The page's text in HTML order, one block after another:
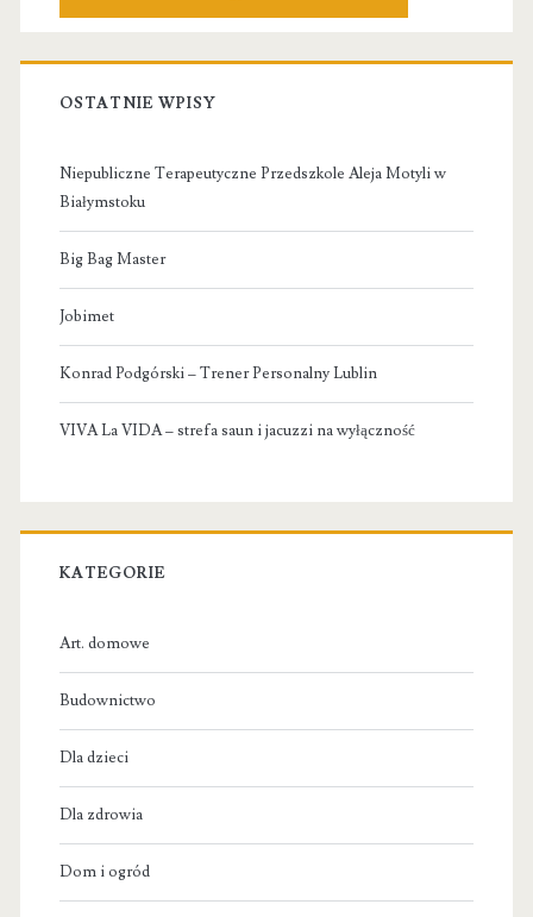
OSTATNIE WPISY
Niepubliczne Terapeutyczne Przedszkole Aleja Motyli w
Białymstoku
Big Bag Master
Jobimet
Konrad Podgórski – Trener Personalny Lublin
VIVA La VIDA – strefa saun i jacuzzi na wyłączność
KATEGORIE
Art. domowe
Budownictwo
Dla dzieci
Dla zdrowia
Dom i ogród